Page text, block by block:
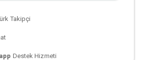
Takipçi
Destek Hizmeti